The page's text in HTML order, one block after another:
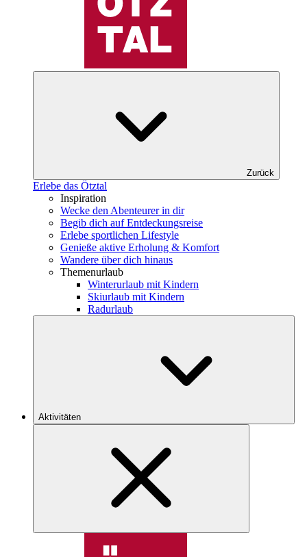
Zurück
Erlebe das Ötztal
Inspiration
Wecke den Abenteurer in dir
Begib dich auf Entdeckungsreise
Erlebe sportlichen Lifestyle
Genieße aktive Erholung & Komfort
Wandere über dich hinaus
Themenurlaub
Winterurlaub mit Kindern
Skiurlaub mit Kindern
Radurlaub
Aktivitäten